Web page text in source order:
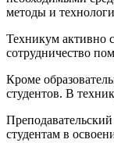
методы и
Техникум активно
сотрудничество
Кроме
студентов. В
студентам в